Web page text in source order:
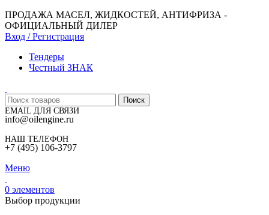
ПРОДАЖА МАСЕЛ, ЖИДКОСТЕЙ, АНТИФРИЗА -
ОФИЦИАЛЬНЫЙ ДИЛЕР
Вход / Регистрация
Тендеры
Честный ЗНАК
Поиск
EMAIL ДЛЯ СВЯЗИ
info@oilengine.ru
НАШ ТЕЛЕФОН
+7 (495) 106-3797
Меню
0 элементов
Выбор продукции